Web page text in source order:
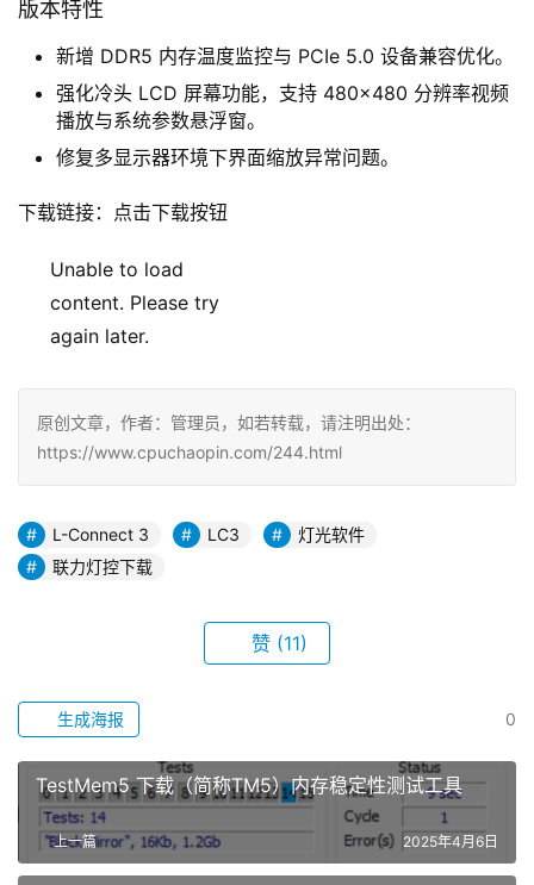
版本特性
新增 DDR5 内存温度监控与 PCIe 5.0 设备兼容优化。
强化冷头 LCD 屏幕功能，支持 480×480 分辨率视频
播放与系统参数悬浮窗。
修复多显示器环境下界面缩放异常问题。
下载链接：点击下载按钮
Unable to load
content. Please try
again later.
原创文章，作者：管理员，如若转载，请注明出处：
https://www.cpuchaopin.com/244.html
L-Connect 3 LC3
灯光软件
联力灯控下载
赞 (11)
0
生成海报
TestMem5 下载（简称TM5）内存稳定性测试工具
上一篇 2025年4月6日